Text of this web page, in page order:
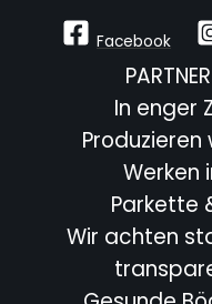
Facebook
In enger
Werken
Parkette
Wir achten